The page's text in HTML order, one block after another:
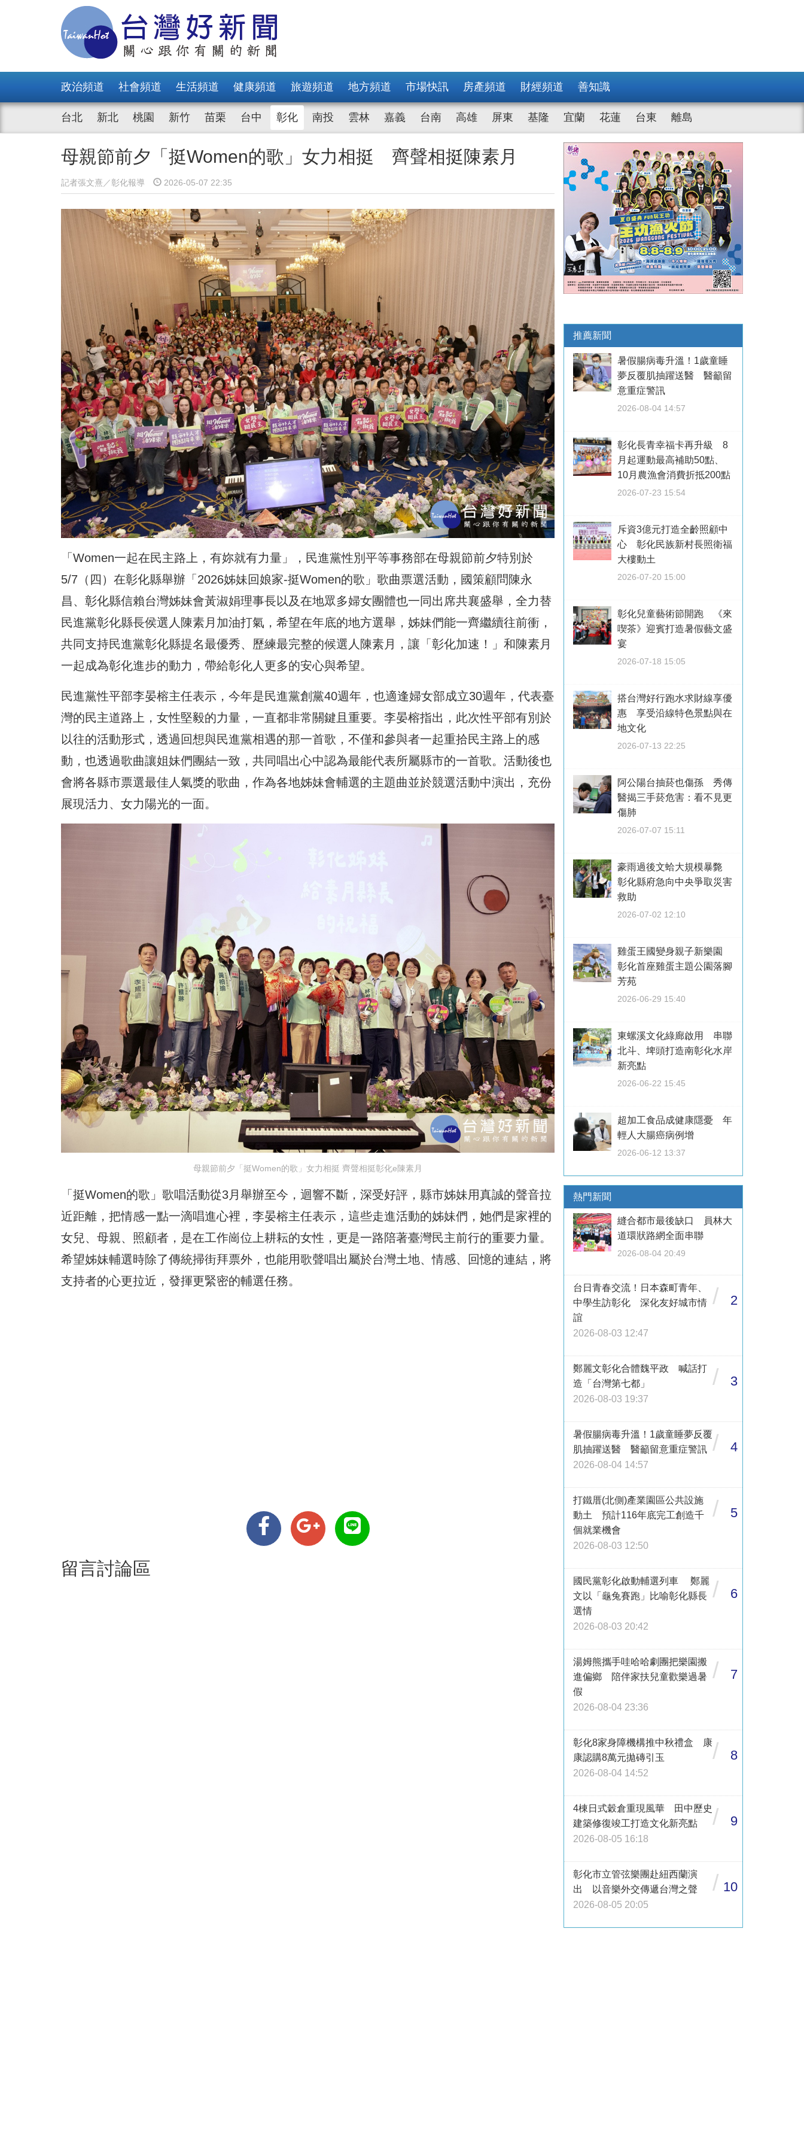
政治頻道 社會頻道 生活頻道 健康頻道 旅遊頻道 地方頻道 市場快訊 房產頻道 財經頻道 善知識
台北 新北 桃園 新竹 苗栗 台中 彰化 南投 雲林 嘉義 台南 高雄 屏東 基隆 宜蘭 花蓮 台東 離島
母親節前夕「挺Women的歌」女力相挺 齊聲相挺陳素月
記者張文熹／彰化報導 2026-05-07 22:35
「Women一起在民主路上，有妳就有力量」，民進黨性別平等事務部在母親節前夕特別於
5/7（四）在彰化縣舉辦「2026姊妹回娘家-挺Women的歌」歌曲票選活動，國策顧問陳永
昌、彰化縣信賴台灣姊妹會黃淑娟理事長以及在地眾多婦女團體也一同出席共襄盛舉，全力替
民進黨彰化縣長侯選人陳素月加油打氣，希望在年底的地方選舉，姊妹們能一齊繼續往前衝，
共同支持民進黨彰化縣提名最優秀、歷練最完整的候選人陳素月，讓「彰化加速！」和陳素月
一起成為彰化進步的動力，帶給彰化人更多的安心與希望。
民進黨性平部李晏榕主任表示，今年是民進黨創黨40週年，也適逢婦女部成立30週年，代表臺
灣的民主道路上，女性堅毅的力量，一直都非常關鍵且重要。李晏榕指出，此次性平部有別於
以往的活動形式，透過回想與民進黨相遇的那一首歌，不僅和參與者一起重拾民主路上的感
動，也透過歌曲讓姐妹們團結一致，共同唱出心中認為最能代表所屬縣市的一首歌。活動後也
會將各縣市票選最佳人氣獎的歌曲，作為各地姊妹會輔選的主題曲並於競選活動中演出，充份
展現活力、女力陽光的一面。
母親節前夕「挺Women的歌」女力相挺 齊聲相挺彰化e陳素月
「挺Women的歌」歌唱活動從3月舉辦至今，迴響不斷，深受好評，縣市姊妹用真誠的聲音拉
近距離，把情感一點一滴唱進心裡，李晏榕主任表示，這些走進活動的姊妹們，她們是家裡的
女兒、母親、照顧者，是在工作崗位上耕耘的女性，更是一路陪著臺灣民主前行的重要力量。
希望姊妹輔選時除了傳統掃街拜票外，也能用歌聲唱出屬於台灣土地、情感、回憶的連結，將
支持者的心更拉近，發揮更緊密的輔選任務。
留言討論區
推薦新聞
暑假腸病毒升溫！1歲童睡
夢反覆肌抽躍送醫 醫籲留
意重症警訊
2026-08-04 14:57
彰化長青幸福卡再升級 8
月起運動最高補助50點、
10月農漁會消費折抵200點
2026-07-23 15:54
斥資3億元打造全齡照顧中
心 彰化民族新村長照衛福
大樓動土
2026-07-20 15:00
彰化兒童藝術節開跑 《來
喫茶》迎賓打造暑假藝文盛
宴
2026-07-18 15:05
搭台灣好行跑水求財線享優
惠 享受沿線特色景點與在
地文化
2026-07-13 22:25
阿公陽台抽菸也傷孫 秀傳
醫揭三手菸危害：看不見更
傷肺
2026-07-07 15:11
豪雨過後文蛤大規模暴斃
彰化縣府急向中央爭取災害
救助
2026-07-02 12:10
雞蛋王國變身親子新樂園
彰化首座雞蛋主題公園落腳
芳苑
2026-06-29 15:40
東螺溪文化綠廊啟用 串聯
北斗、埤頭打造南彰化水岸
新亮點
2026-06-22 15:45
超加工食品成健康隱憂 年
輕人大腸癌病例增
2026-06-12 13:37
熱門新聞
縫合都市最後缺口 員林大
道環狀路網全面串聯
2026-08-04 20:49
台日青春交流！日本森町青年、
中學生訪彰化 深化友好城市情
誼
2026-08-03 12:47
/ 2
鄭麗文彰化合體魏平政 喊話打
造「台灣第七都」
2026-08-03 19:37
/ 3
暑假腸病毒升溫！1歲童睡夢反覆
肌抽躍送醫 醫籲留意重症警訊
2026-08-04 14:57
/ 4
打鐵厝(北側)產業園區公共設施
動土 預計116年底完工創造千
個就業機會
2026-08-03 12:50
/ 5
國民黨彰化啟動輔選列車 鄭麗
文以「龜兔賽跑」比喻彰化縣長
選情
2026-08-03 20:42
/ 6
湯姆熊攜手哇哈哈劇團把樂園搬
進偏鄉 陪伴家扶兒童歡樂過暑
假
2026-08-04 23:36
/ 7
彰化8家身障機構推中秋禮盒 康
康認購8萬元拋磚引玉
2026-08-04 14:52
/ 8
4棟日式穀倉重現風華 田中歷史
建築修復竣工打造文化新亮點
2026-08-05 16:18
/ 9
彰化市立管弦樂團赴紐西蘭演
出 以音樂外交傳遞台灣之聲
2026-08-05 20:05
/ 10